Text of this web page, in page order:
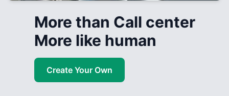
More than Call center
More like human
Create Your Own